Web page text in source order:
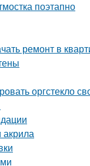
поэтапно
ремонт в
оргстекло
акрила